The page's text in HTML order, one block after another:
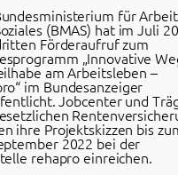
für Arbeit
(BMAS) hat im Juli
Förderaufruf zum
„Innovative
am Arbeitsleben –
im Bundesanzeiger
Jobcenter und
ihre Projektskizzen bis
2022 bei der
rehapro einreichen.